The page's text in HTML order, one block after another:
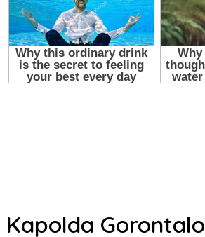
Kapolda Gorontalo